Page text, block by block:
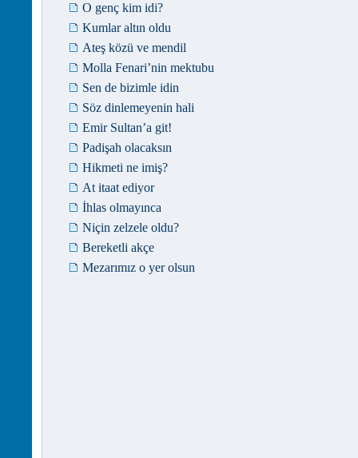
O genç kim idi?
Kumlar altın oldu
Ateş közü ve mendil
Molla Fenari’nin mektubu
Sen de bizimle idin
Söz dinlemeyenin hali
Emir Sultan’a git!
Padişah olacaksın
Hikmeti ne imiş?
At itaat ediyor
İhlas olmayınca
Niçin zelzele oldu?
Bereketli akçe
Mezarımız o yer olsun